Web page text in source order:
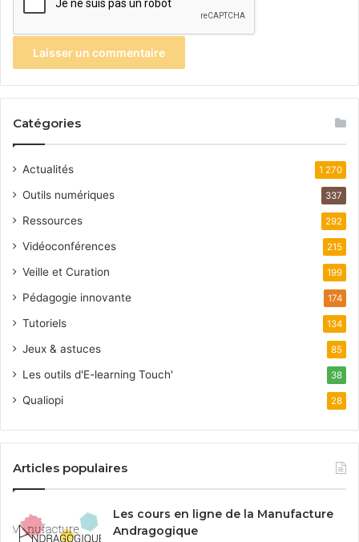
Catégories
Actualités 1 270
Outils numériques 337
Ressources 292
Vidéoconférences 215
Veille et Curation 199
Pédagogie innovante 174
Tutoriels 134
Jeux & astuces 85
Les outils d'E-learning Touch' 38
Qualiopi 28
Articles populaires
Les cours en ligne de la Manufacture
Andragogique